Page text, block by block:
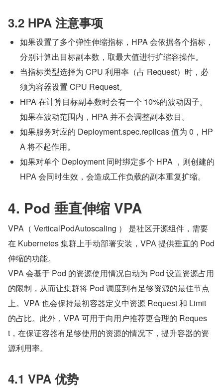
3.2 HPA 注意事项
如果设置了多个弹性伸缩指标，HPA 会依据各个指标，
分别计算出目标副本数，取最大值进行扩缩容操作。
当指标类型选择为 CPU 利用率（占 Request）时，必
须为容器设置 CPU Request。
HPA 在计算目标副本数时会有一个 10%的波动因子。
如果在波动范围内，HPA 并不会调整副本数目。
如果服务对应的 Deployment.spec.replicas 值为 0，HP
A 将不起作用。
如果对单个 Deployment 同时绑定多个 HPA ，则创建的
HPA 会同时生效，会造成工作负载的副本重复扩缩。
4. Pod 垂直伸缩 VPA
VPA（ VerticalPodAutoscaling ） 是社区开源组件，需要
在 Kubernetes 集群上手动部署安装，VPA 提供垂直的 Pod
伸缩的功能。
VPA 会基于 Pod 的资源使用情况自动为 Pod 设置资源占用
的限制，从而让集群将 Pod 调度到有足够资源的最佳节点
上。VPA 也会保持最初容器定义中资源 Request 和 Limit
的占比。此外，VPA 可用于向用户推荐更合理的 Reques
t，在保证容器有足够使用的资源的情况下，提升容器的资
源利用率。
4.1 VPA 优势